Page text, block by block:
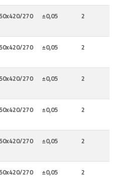
270 ±0,05 2
270 ±0,05 2
270 ±0,05 2
270 ±0,05 2
270 ±0,05 2
270 ±0,05 2